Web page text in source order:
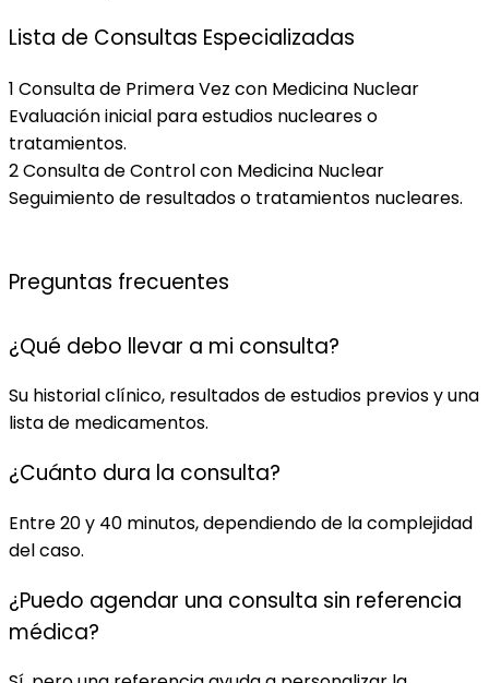
Lista de Consultas Especializadas
1 Consulta de Primera Vez con Medicina Nuclear
Evaluación inicial para estudios nucleares o
tratamientos.
2Consulta de Control con Medicina Nuclear
Seguimiento de resultados o tratamientos nucleares.
Preguntas frecuentes
¿Qué debo llevar a mi consulta?
Su historial clínico, resultados de estudios previos y una
lista de medicamentos.
¿Cuánto dura la consulta?
Entre 20 y 40 minutos, dependiendo de la complejidad
del caso.
¿Puedo agendar una consulta sin referencia
médica?